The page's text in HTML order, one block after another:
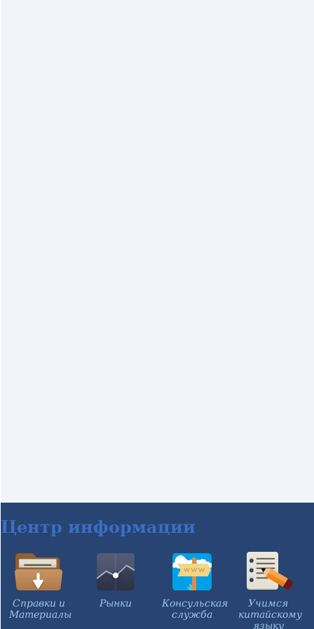
Центр информации
Справки и
Материалы
Рынки
Консульская
служба
Учимся
китайскому
языку